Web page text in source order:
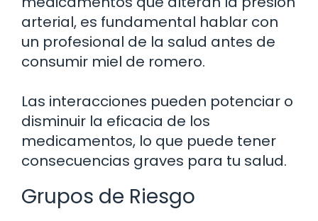
arterial, es fundamental hablar con
un profesional de la salud antes de
consumir miel de romero.
Las interacciones pueden potenciar o
disminuir la eficacia de los
medicamentos, lo que puede tener
consecuencias graves para tu salud.
Grupos de Riesgo